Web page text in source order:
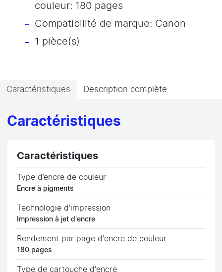
couleur: 180 pages
Compatibilité de marque: Canon
1 pièce(s)
Caractéristiques Description complète
Caractéristiques
Caractéristiques
Type d’encre de couleur
Encre à pigments
Technologie d'impression
Impression à jet d'encre
Rendement par page d'encre de couleur
180 pages
Type de cartouche d'encre